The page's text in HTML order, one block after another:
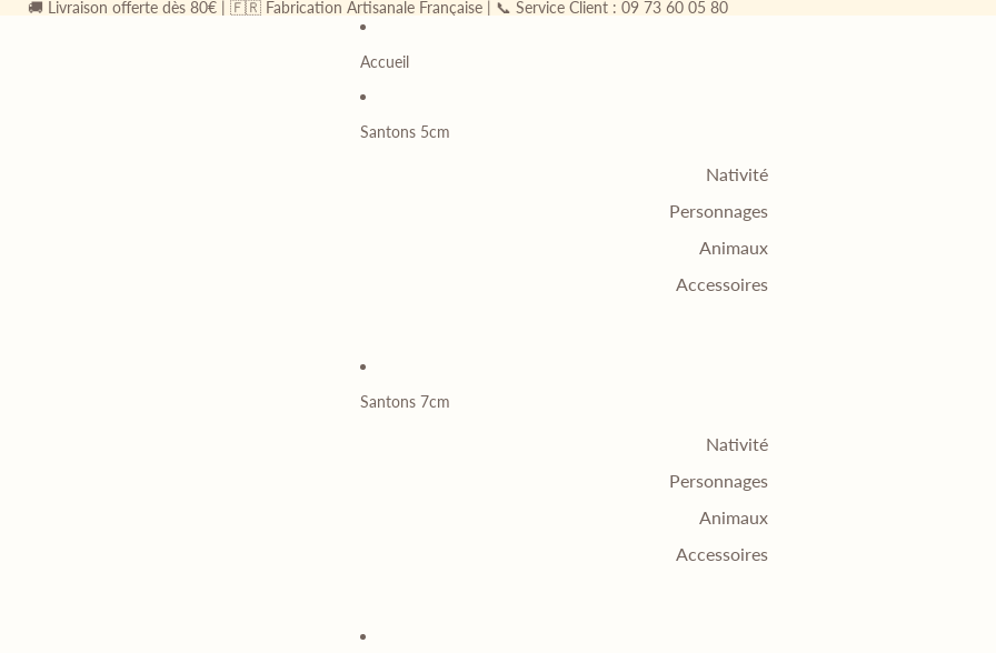
🚚 Livraison offerte dès 80€ | 🇫🇷 Fabrication Artisanale Française | 📞 Service Client : 09 73 60 05 80
Accueil
Santons 5cm
Nativité
Personnages
Animaux
Accessoires
Santons 7cm
Nativité
Personnages
Animaux
Accessoires